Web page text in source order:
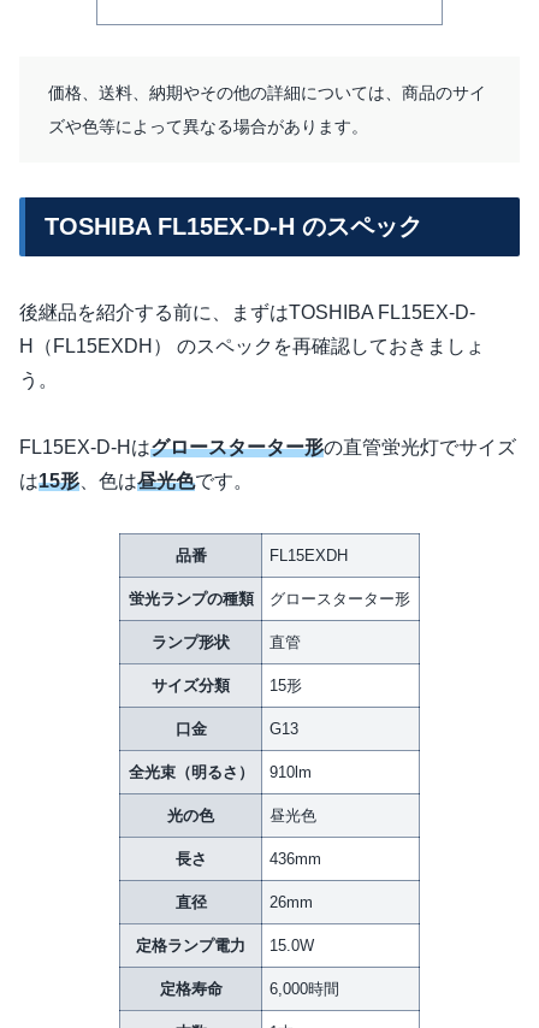
価格、送料、納期やその他の詳細については、商品のサイ
ズや色等によって異なる場合があります。
TOSHIBA FL15EX-D-H のスペック
後継品を紹介する前に、まずはTOSHIBA FL15EX-D-
H（FL15EXDH） のスペックを再確認しておきましょ
う。
FL15EX-D-Hはグロースターター形の直管蛍光灯でサイズ
は15形 、色は昼光色です。
品番 FL15EXDH
蛍光ランプの種類 グロースターター形
ランプ形状 直管
サイズ分類 15形
口金 G13
全光束（明るさ） 910lm
光の色 昼光色
長さ 436mm
直径 26mm
定格ランプ電力 15.0W
定格寿命 6,000時間